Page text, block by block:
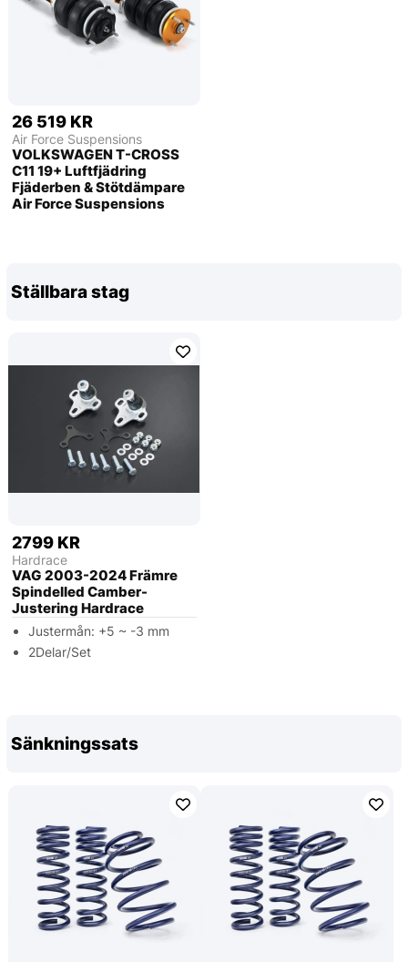
26 519 KR
Air Force Suspensions
VOLKSWAGEN T-CROSS
C11 19+ Luftfjädring
Fjäderben & Stötdämpare
Air Force Suspensions
Ställbara stag
2799 KR
Hardrace
VAG 2003-2024 Främre
Spindelled Camber-
Justering Hardrace
Justermån: +5 ~ -3 mm
2Delar/Set
Sänkningssats